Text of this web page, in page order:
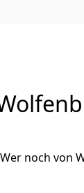
noch von